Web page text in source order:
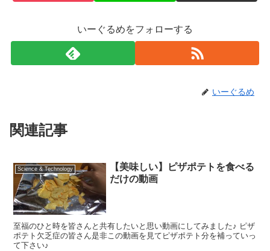
いーぐるめをフォローする
いーぐるめ
関連記事
Science & Technology
【美味しい】ピザポテトを食べる
だけの動画
至福のひと時を皆さんと共有したいと思い動画にしてみました♪ ピザ
ポテト欠乏症の皆さん是非この動画を見てピザポテト分を補っていっ
て下さい♪